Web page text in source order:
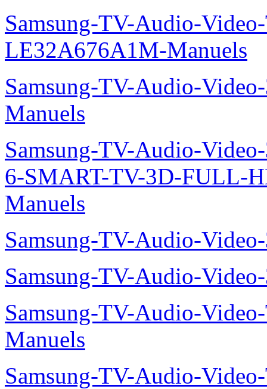
Samsung-TV-Audio-
LE32A676A1M-Manuels
Samsung-TV-Audio-
Manuels
Samsung-TV-Audio-
6-SMART-TV-3D-FULL-
Manuels
Samsung-TV-Audio-
Samsung-TV-Audio-
Samsung-TV-Audio-
Manuels
Samsung-TV-Audio-